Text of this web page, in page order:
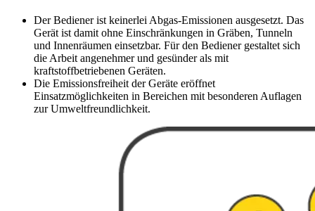
Der Bediener ist keinerlei Abgas-Emissionen ausgesetzt. Das
Gerät ist damit ohne Einschränkungen in Gräben, Tunneln
und Innenräumen einsetzbar. Für den Bediener gestaltet sich
die Arbeit angenehmer und gesünder als mit
kraftstoffbetriebenen Geräten.
Die Emissionsfreiheit der Geräte eröffnet
Einsatzmöglichkeiten in Bereichen mit besonderen Auflagen
zur Umweltfreundlichkeit.